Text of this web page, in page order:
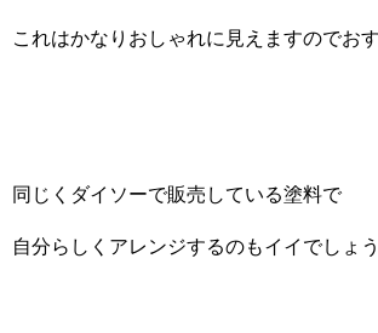
これはかなりおしゃれに見えますのでお
同じくダイソーで販売している塗料で
自分らしくアレンジするのもイイでしょう